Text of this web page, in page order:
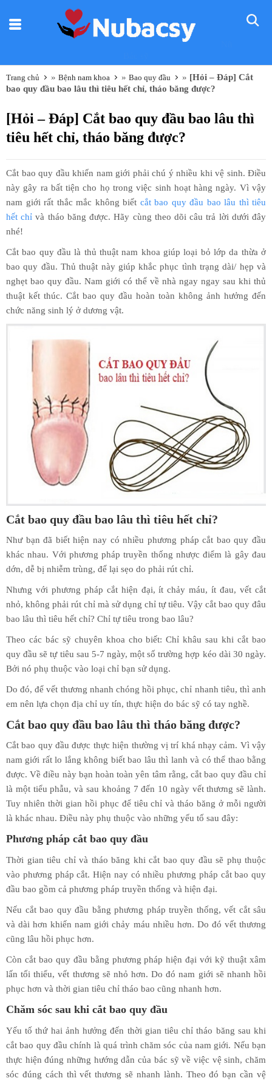
Trang chủ » Bệnh nam khoa » Bao quy đầu » [Hỏi – Đáp] Cắt
bao quy đầu bao lâu thì tiêu hết chỉ, tháo băng được?
[Hỏi – Đáp] Cắt bao quy đầu bao lâu thì
tiêu hết chỉ, tháo băng được?
Cắt bao quy đầu khiến nam giới phải chú ý nhiều khi vệ sinh. Điều
này gây ra bất tiện cho họ trong việc sinh hoạt hàng ngày. Vì vậy
nam giới rất thắc mắc không biết cắt bao quy đầu bao lâu thì tiêu
hết chỉ và tháo băng được. Hãy cùng theo dõi câu trả lời dưới đây
nhé!
Cắt bao quy đầu là thủ thuật nam khoa giúp loại bỏ lớp da thừa ở
bao quy đầu. Thủ thuật này giúp khắc phục tình trạng dài/ hẹp và
nghẹt bao quy đầu. Nam giới có thể về nhà ngay ngay sau khi thủ
thuật kết thúc. Cắt bao quy đầu hoàn toàn không ảnh hưởng đến
chức năng sinh lý ở dương vật.
Cắt bao quy đầu bao lâu thì tiêu hết chỉ?
Như bạn đã biết hiện nay có nhiều phương pháp cắt bao quy đầu
khác nhau. Với phương pháp truyền thống nhược điểm là gây đau
dớn, dễ bị nhiễm trùng, để lại sẹo do phải rút chỉ.
Nhưng với phương pháp cắt hiện đại, ít chảy máu, ít đau, vết cắt
nhỏ, không phải rút chỉ mà sử dụng chỉ tự tiêu. Vậy cắt bao quy đâu
bao lâu thì tiêu hết chỉ? Chỉ tự tiêu trong bao lâu?
Theo các bác sỹ chuyên khoa cho biết: Chỉ khâu sau khi cắt bao
quy đầu sẽ tự tiêu sau 5-7 ngày, một số trường hợp kéo dài 30 ngày.
Bởi nó phụ thuộc vào loại chỉ bạn sử dụng.
Do đó, để vết thương nhanh chóng hồi phục, chỉ nhanh tiêu, thì anh
em nên lựa chọn địa chỉ uy tín, thực hiện do bác sỹ có tay nghề.
Cắt bao quy đầu bao lâu thì tháo băng được?
Cắt bao quy đầu được thực hiện thường vị trí khá nhạy cảm. Vì vậy
nam giới rất lo lắng không biết bao lâu thì lanh và có thể thao bằng
được. Về điều này bạn hoàn toàn yên tâm rằng, cắt bao quy đầu chỉ
là một tiểu phẫu, và sau khoảng 7 đến 10 ngày vết thương sẽ lành.
Tuy nhiên thời gian hồi phục để tiêu chỉ và tháo băng ở mỗi người
là khác nhau. Điều này phụ thuộc vào những yếu tố sau đây:
Phương pháp cắt bao quy đầu
Thời gian tiêu chỉ và tháo băng khi cắt bao quy đầu sẽ phụ thuộc
vào phương pháp cắt. Hiện nay có nhiều phương pháp cắt bao quy
đầu bao gồm cả phương pháp truyền thống và hiện đại.
Nếu cắt bao quy đầu bằng phương pháp truyền thống, vết cắt sâu
và dài hơn khiến nam giới chảy máu nhiều hơn. Do đó vết thương
cũng lâu hồi phục hơn.
Còn cắt bao quy đầu bằng phương pháp hiện đại với kỹ thuật xâm
lấn tối thiểu, vết thương sẽ nhỏ hơn. Do đó nam giới sẽ nhanh hồi
phục hơn và thời gian tiêu chỉ tháo bao cũng nhanh hơn.
Chăm sóc sau khi cắt bao quy đầu
Yếu tố thứ hai ảnh hưởng đến thời gian tiêu chỉ tháo băng sau khi
cắt bao quy đầu chính là quá trình chăm sóc của nam giới. Nếu bạn
thực hiện đúng những hướng dẫn của bác sỹ về việc vệ sinh, chăm
sóc đúng cách thì vết thương sẽ nhanh lành. Theo đó bạn cần vệ